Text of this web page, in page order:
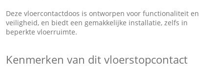
Deze vloercontactdoos is ontworpen voor functionaliteit en
veiligheid, en biedt een gemakkelijke installatie, zelfs in
beperkte vloerruimte.
Kenmerken van dit vloerstopcontact